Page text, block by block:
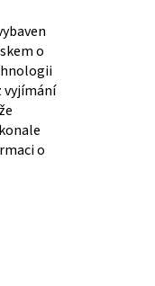
o
vyjímání
o